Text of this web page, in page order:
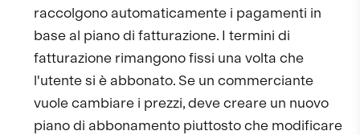
raccolgono automaticamente i pagamenti in
base al piano di fatturazione. I termini di
fatturazione rimangono fissi una volta che
l'utente si è abbonato. Se un commerciante
vuole cambiare i prezzi, deve creare un nuovo
piano di abbonamento piuttosto che modificare